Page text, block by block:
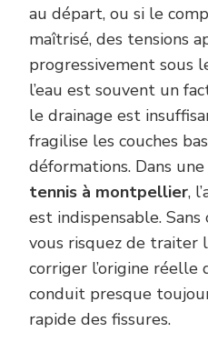
au départ, ou si le
maîtrisé, des tensions
progressivement sous
l’eau est souvent un
le drainage est
fragilise les couches
déformations. Dans une
tennis à montpellier,
est indispensable. Sans
vous risquez de traiter
corriger l’origine réelle
conduit presque
rapide des fissures.